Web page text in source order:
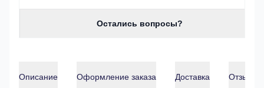
Остались вопросы?
Описание Оформление заказа Доставка Отзывы